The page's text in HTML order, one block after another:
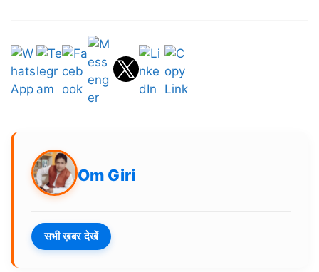
Om Giri
सभी ख़बर देखें